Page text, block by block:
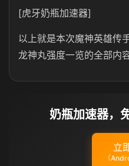
[虎牙奶瓶加速器]
以上就是本次魔神英雄传
龙神丸强度一览的全部内
奶瓶加速器，
立
（